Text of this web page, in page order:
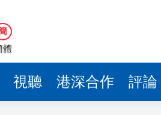
體
視聽 港深合作 評論
升級 五組數據見證文儒沉香從傳
政協委員考察團來瓊考察
舊換新帶動消費約18億元